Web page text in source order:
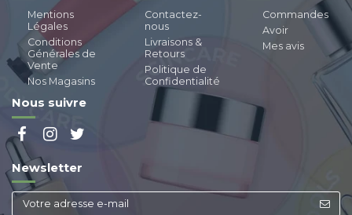
Mentions
Légales
Conditions
Générales de
Vente
Nos Magasins
Contactez-
nous
Livraisons &
Retours
Politique de
Confidentialité
Commandes
Avoir
Mes avis
Nous suivre
Newsletter